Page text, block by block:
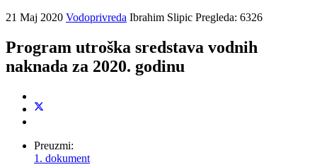
21 Maj 2020 Vodoprivreda Ibrahim Slipic Pregleda: 6326
Program utroška sredstava vodnih
naknada za 2020. godinu
Preuzmi:
1. dokument